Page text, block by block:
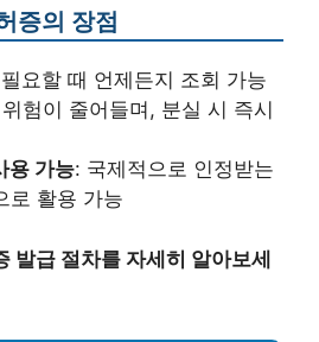
증의 장점
요할 때 언제든지 조회 가능
험이 줄어들며, 분실 시 즉시
용 가능: 국제적으로 인정받는
로 활용 가능
발급 절차를 자세히 알아보세